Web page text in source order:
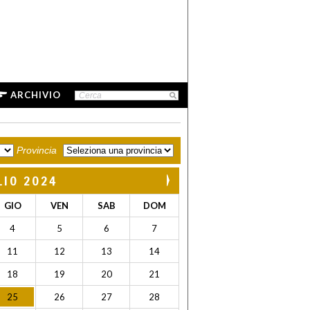
ARCHIVIO
Provincia
2024
GIO VEN SAB DOM
4 5 6 7
11 12 13 14
18 19 20 21
25 26 27 28